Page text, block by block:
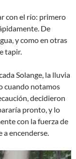
con el río: primero
De
y como en otras
tapir.
Solange, la lluvia
cuando notamos
decidieron
pronto, y lo
con la fuerza de
a encenderse.